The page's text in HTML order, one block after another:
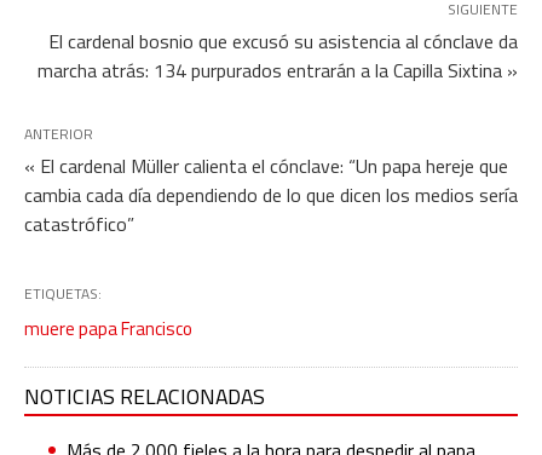
SIGUIENTE
El cardenal bosnio que excusó su asistencia al cónclave da
marcha atrás: 134 purpurados entrarán a la Capilla Sixtina »
ANTERIOR
« El cardenal Müller calienta el cónclave: “Un papa hereje que
cambia cada día dependiendo de lo que dicen los medios sería
catastrófico”
ETIQUETAS:
muere papa Francisco
NOTICIAS RELACIONADAS